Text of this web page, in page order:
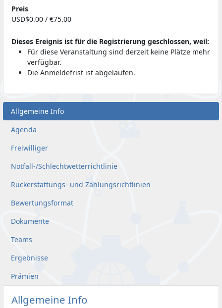
Preis
USD$0.00 / €75.00
Dieses Ereignis ist für die Registrierung geschlossen, weil:
Für diese Veranstaltung sind derzeit keine Plätze mehr
verfügbar.
Die Anmeldefrist ist abgelaufen.
Allgemeine Info
Agenda
Freiwilliger
Notfall-/Schlechtwetterrichtlinie
Rückerstattungs- und Zahlungsrichtlinien
Bewertungsformat
Dokumente
Teams
Ergebnisse
Prämien
Allgemeine Info